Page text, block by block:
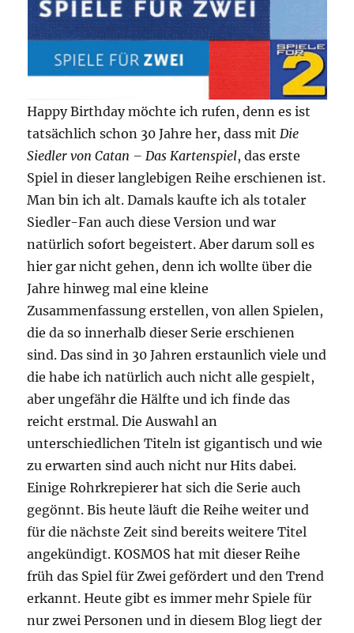
Happy Birthday möchte ich rufen, denn es ist
tatsächlich schon 30 Jahre her, dass mit Die
Siedler von Catan – Das Kartenspiel, das erste
Spiel in dieser langlebigen Reihe erschienen ist.
Man bin ich alt. Damals kaufte ich als totaler
Siedler-Fan auch diese Version und war
natürlich sofort begeistert. Aber darum soll es
hier gar nicht gehen, denn ich wollte über die
Jahre hinweg mal eine kleine
Zusammenfassung erstellen, von allen Spielen,
die da so innerhalb dieser Serie erschienen
sind. Das sind in 30 Jahren erstaunlich viele und
die habe ich natürlich auch nicht alle gespielt,
aber ungefähr die Hälfte und ich finde das
reicht erstmal. Die Auswahl an
unterschiedlichen Titeln ist gigantisch und wie
zu erwarten sind auch nicht nur Hits dabei.
Einige Rohrkrepierer hat sich die Serie auch
gegönnt. Bis heute läuft die Reihe weiter und
für die nächste Zeit sind bereits weitere Titel
angekündigt. KOSMOS hat mit dieser Reihe
früh das Spiel für Zwei gefördert und den Trend
erkannt. Heute gibt es immer mehr Spiele für
nur zwei Personen und in diesem Blog liegt der